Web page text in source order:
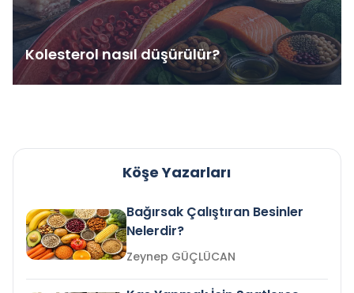
Kolesterol nasıl düşürülür?
Köşe Yazarları
Bağırsak Çalıştıran Besinler
Nelerdir?
Zeynep GÜÇLÜCAN